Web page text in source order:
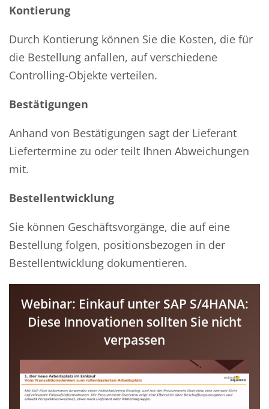
Kontierung
Durch Kontierung können Sie die Kosten, die für
die Bestellung anfallen, auf verschiedene
Controlling-Objekte verteilen.
Bestätigungen
Anhand von Bestätigungen sagt der Lieferant
Liefertermine zu oder teilt Ihnen Abweichungen
mit.
Bestellentwicklung
Sie können Geschäftsvorgänge, die auf eine
Bestellung folgen, positionsbezogen in der
Bestellentwicklung dokumentieren.
Webinar: Einkauf unter SAP S/4HANA:
Diese Innovationen sollten Sie nicht
verpassen